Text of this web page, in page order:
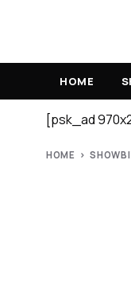
HOME
[psk_ad
HOME ›